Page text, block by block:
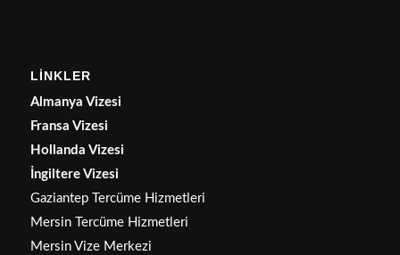
LİNKLER
Almanya Vizesi
Fransa Vizesi
Hollanda Vizesi
İngiltere Vizesi
Gaziantep Tercüme Hizmetleri
Mersin Tercüme Hizmetleri
Mersin Vize Merkezi